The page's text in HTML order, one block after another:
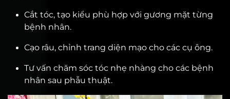
Cắt tóc, tạo kiểu phù hợp với gương mặt từng
bệnh nhân.
Cạo râu, chỉnh trang diện mạo cho các cụ ông.
Tư vấn chăm sóc tóc nhẹ nhàng cho các bệnh
nhân sau phẫu thuật.